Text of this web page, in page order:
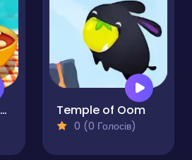
Alphabet Soup for Kids Temple of Oom
0 (0 Голосів)